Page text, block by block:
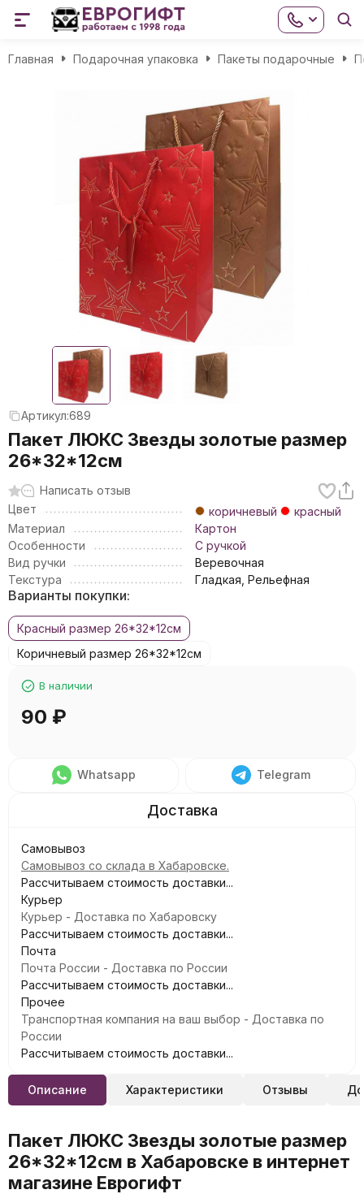
Главная Подарочная упаковка Пакеты подарочные
Артикул:689
Пакет ЛЮКС Звезды золотые размер
26*32*12см
Написать отзыв
Цвет
коричневый
красный
Материал
Картон
Особенности
С ручкой
Вид ручки
Веревочная
Текстура
Гладкая, Рельефная
Варианты покупки:
Красный размер 26*32*12см
Коричневый размер 26*32*12см
В наличии
90 ₽
Whatsapp Telegram
Самовывоз
Самовывоз со склада в Хабаровске.
Рассчитываем стоимость доставки...
Курьер
Курьер - Доставка по Хабаровску
Рассчитываем стоимость доставки...
Почта
Почта России - Доставка по России
Рассчитываем стоимость доставки...
Прочее
Транспортная компания на ваш выбор - Доставка по
России
Рассчитываем стоимость доставки...
Описание Характеристики Отзывы
Пакет ЛЮКС Звезды золотые размер
26*32*12см в Хабаровске в интернет
магазине Еврогифт